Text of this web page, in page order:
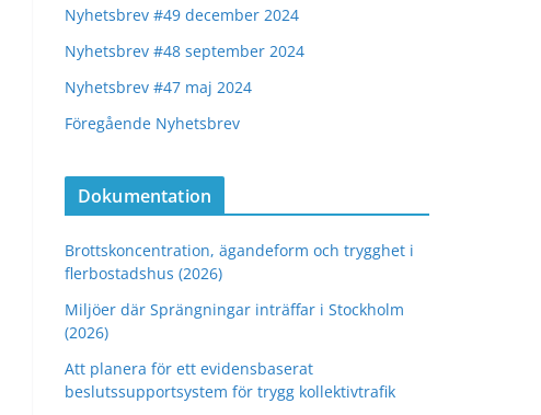
Nyhetsbrev #49 december 2024
Nyhetsbrev #48 september 2024
Nyhetsbrev #47 maj 2024
Föregående Nyhetsbrev
Dokumentation
Brottskoncentration, ägandeform och trygghet i
flerbostadshus (2026)
Miljöer där Sprängningar inträffar i Stockholm
(2026)
Att planera för ett evidensbaserat
beslutssupportsystem för trygg kollektivtrafik